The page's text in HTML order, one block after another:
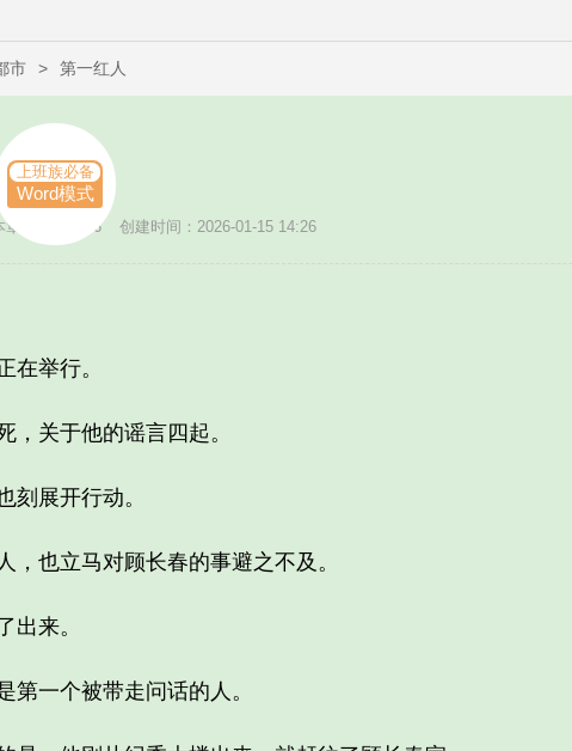
市 > 第一红人
上班族必备
Word模式
章字数：2876 创建时间：2026-01-15 14:26
举行。
关于他的谣言四起。
展开行动。
也立马对顾长春的事避之不及。
来。
一个被带走问话的人。